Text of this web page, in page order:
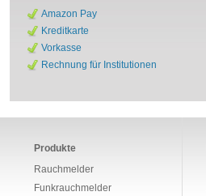
Amazon Pay
Kreditkarte
Vorkasse
Rechnung für Institutionen
Produkte
Rauchmelder
Funkrauchmelder